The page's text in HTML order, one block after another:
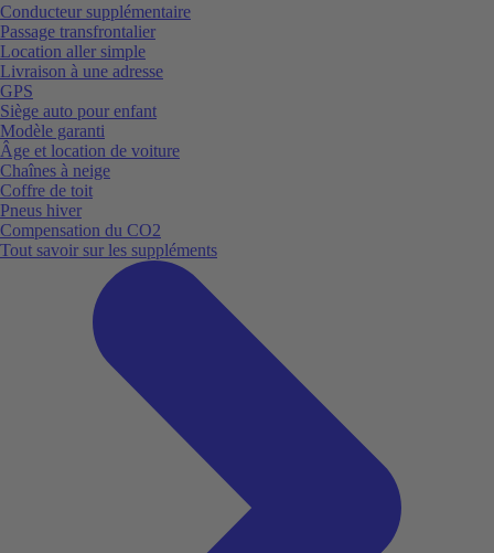
Conducteur supplémentaire
Passage transfrontalier
Location aller simple
Livraison à une adresse
GPS
Siège auto pour enfant
Modèle garanti
Âge et location de voiture
Chaînes à neige
Coffre de toit
Pneus hiver
Compensation du CO2
Tout savoir sur les suppléments